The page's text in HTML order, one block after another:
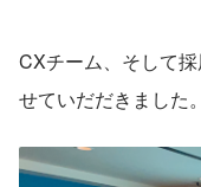
CXチーム、そして
せていだだきました